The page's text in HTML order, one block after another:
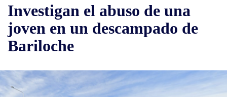
Investigan el abuso de una
joven en un descampado de
Bariloche